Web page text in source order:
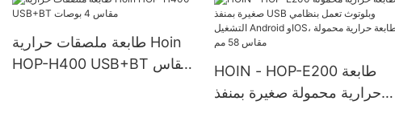
طابعة ملصقات حرارية Hoin
HOP-H400 USB+BT مقاس
HOIN - HOP-E200 طابعة
حرارية محمولة صغيرة بمنفذ